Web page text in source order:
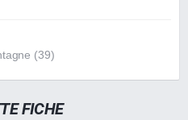
(39)
FICHE